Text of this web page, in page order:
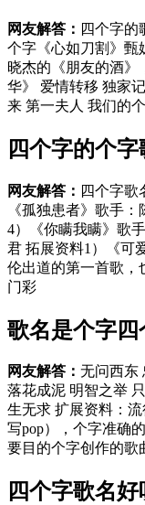
网友解答： 四个字的
个字《心如刀割》甄
晓杰的《朋友的酒》
华》 爱情转移 独家
来 第一夫人 我们的
四个字的个
网友解答： 四个字歌
《孤独患者》歌手
4）《你瞒我瞒》歌
君 拓展资料1）《可
伦出道的第一首歌，
门彩
歌名是个字四
网友解答： 无问西东
落花成泥 明智之举
生无求 扩展资料：流
写pop），个字准确
要目的个字创作的歌
四个字歌名